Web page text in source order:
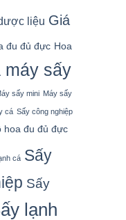
liệu Giá
đu đủ đực Hoa
máy sấy
sấy mini Máy sấy
cá Sấy công nghiệp
hoa đu đủ đực
cá Sấy
Sấy
lạnh